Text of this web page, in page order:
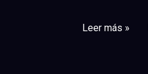
Leer más »